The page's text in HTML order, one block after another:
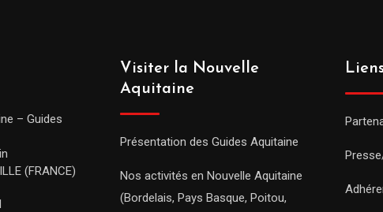
– Guides
(FRANCE)
Visiter la Nouvelle
Aquitaine
Présentation des Guides Aquitaine
Nos activités en Nouvelle Aquitaine
(Bordelais, Pays Basque, Poitou,